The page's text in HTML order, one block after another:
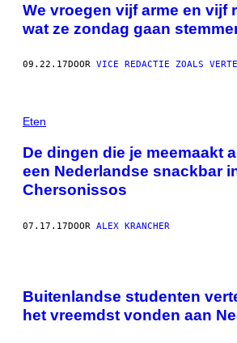
We vroegen vijf arme en vijf
wat ze zondag gaan
09.22.17DOOR VICE REDACTIE ZOALS
Eten
De dingen die je meemaakt
een Nederlandse snackbar
Chersonissos
07.17.17DOOR ALEX KRANCHER
Buitenlandse studenten
het vreemdst vonden aan